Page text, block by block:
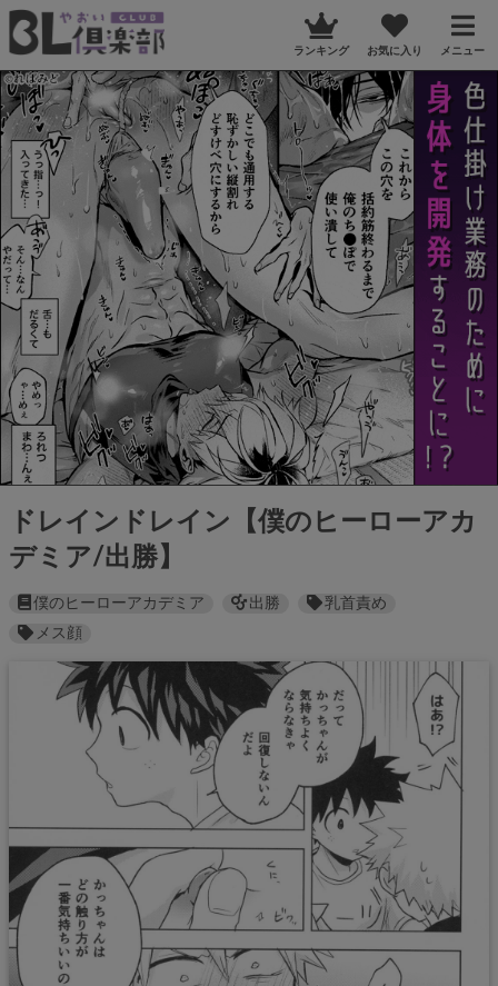
ランキング お気に入り メニュー
ドレインドレイン【僕のヒーローアカ
デミア/出勝】
僕のヒーローアカデミア 出勝
乳首責め
メス顔